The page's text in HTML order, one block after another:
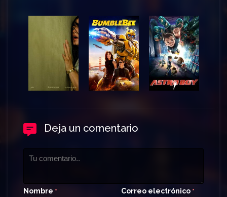
Deja un comentario
Nombre * Correo electrónico *